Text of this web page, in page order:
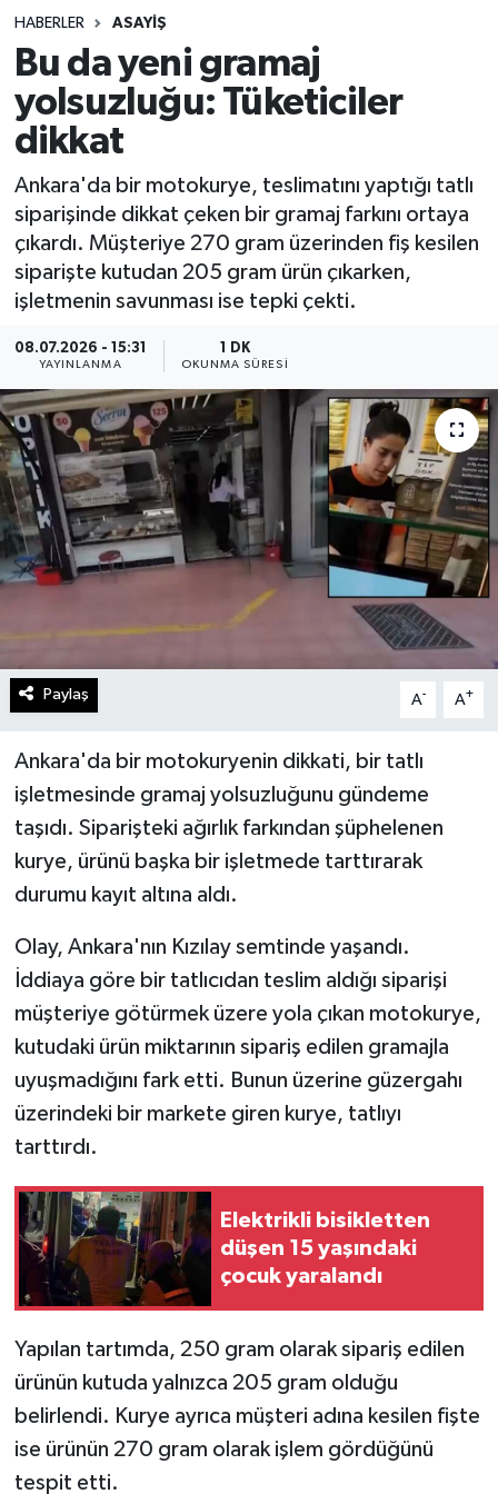
HABERLER ASAYIŞ
Bu da yeni gramaj
yolsuzluğu: Tüketiciler
dikkat
Ankara'da bir motokurye, teslimatını yaptığı tatlı
siparişinde dikkat çeken bir gramaj farkını ortaya
çıkardı. Müşteriye 270 gram üzerinden fiş kesilen
siparişte kutudan 205 gram ürün çıkarken,
işletmenin savunması ise tepki çekti.
08.07.2026 - 15:31
YAYINLANMA
1 DK
OKUNMA SÜRESI
Paylaş A- A+
Ankara'da bir motokuryenin dikkati, bir tatlı
işletmesinde gramaj yolsuzluğunu gündeme
taşıdı. Siparişteki ağırlık farkından şüphelenen
kurye, ürünü başka bir işletmede tarttırarak
durumu kayıt altına aldı.
Olay, Ankara'nın Kızılay semtinde yaşandı.
İddiaya göre bir tatlıcıdan teslim aldığı siparişi
müşteriye götürmek üzere yola çıkan motokurye,
kutudaki ürün miktarının sipariş edilen gramajla
uyuşmadığını fark etti. Bunun üzerine güzergahı
üzerindeki bir markete giren kurye, tatlıyı
tarttırdı.
Elektrikli bisikletten
düşen 15 yaşındaki
çocuk yaralandı
Yapılan tartımda, 250 gram olarak sipariş edilen
ürünün kutuda yalnızca 205 gram olduğu
belirlendi. Kurye ayrıca müşteri adına kesilen fişte
ise ürünün 270 gram olarak işlem gördüğünü
tespit etti.
Spor
Teknoloji
Yaşam